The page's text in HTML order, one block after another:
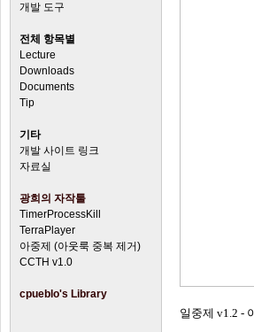
개발 도구
전체 항목별
Lecture
Downloads
Documents
Tip
기타
개발 사이트 링크
자료실
광희의 자작툴
TimerProcessKill
TerraPlayer
아중제 (아웃룩 중복 제거)
CCTH v1.0
cpueblo's Library
일중제 v1.2 -